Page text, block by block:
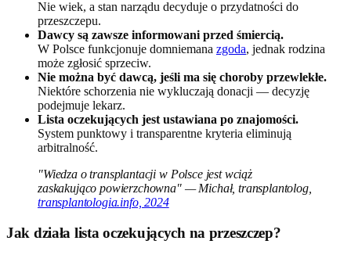
Nie wiek, a stan narządu decyduje o przydatności do
przeszczepu.
Dawcy są zawsze informowani przed śmiercią.
W Polsce funkcjonuje domniemana zgoda, jednak rodzina
może zgłosić sprzeciw.
Nie można być dawcą, jeśli ma się choroby przewlekłe.
Niektóre schorzenia nie wykluczają donacji — decyzję
podejmuje lekarz.
Lista oczekujących jest ustawiana po znajomości.
System punktowy i transparentne kryteria eliminują
arbitralność.
"Wiedza o transplantacji w Polsce jest wciąż
zaskakująco powierzchowna" — Michał, transplantolog,
transplantologia.info, 2024
Jak działa lista oczekujących na przeszczep?